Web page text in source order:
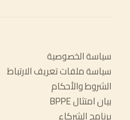
سياسة الخصوصية
سياسة ملفات تعريف الارتباط
الشروط والأحكام
بيان امتثال BPPE
برنامج الشركاء